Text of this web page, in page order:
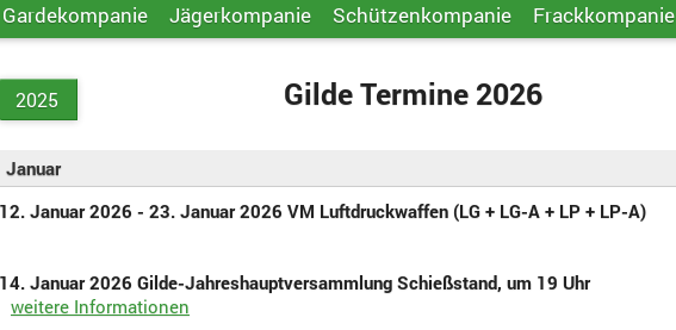
Gardekompanie Jägerkompanie Schützenkompanie Frackkompanie
2025 Gilde Termine 2026
Januar
12. Januar 2026 - 23. Januar 2026 VM Luftdruckwaffen (LG + LG-A + LP + LP-A)
14. Januar 2026 Gilde-Jahreshauptversammlung Schießstand, um 19 Uhr
weitere Informationen